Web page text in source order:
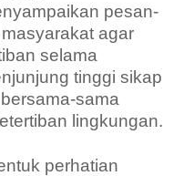
pesan-
agar
selama
tinggi sikap
sama
lingkungan.
perhatian